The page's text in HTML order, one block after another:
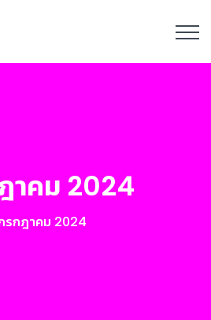
าคม 2024
รกฎาคม 2024